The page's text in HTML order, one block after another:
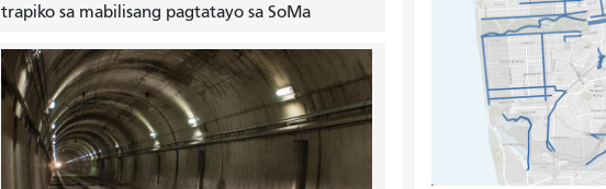
trapiko sa mabilisang pagtatayo sa SoMa